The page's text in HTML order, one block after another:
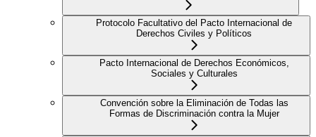
Protocolo Facultativo del Pacto Internacional de
Derechos Civiles y Políticos
Pacto Internacional de Derechos Económicos,
Sociales y Culturales
Convención sobre la Eliminación de Todas las
Formas de Discriminación contra la Mujer